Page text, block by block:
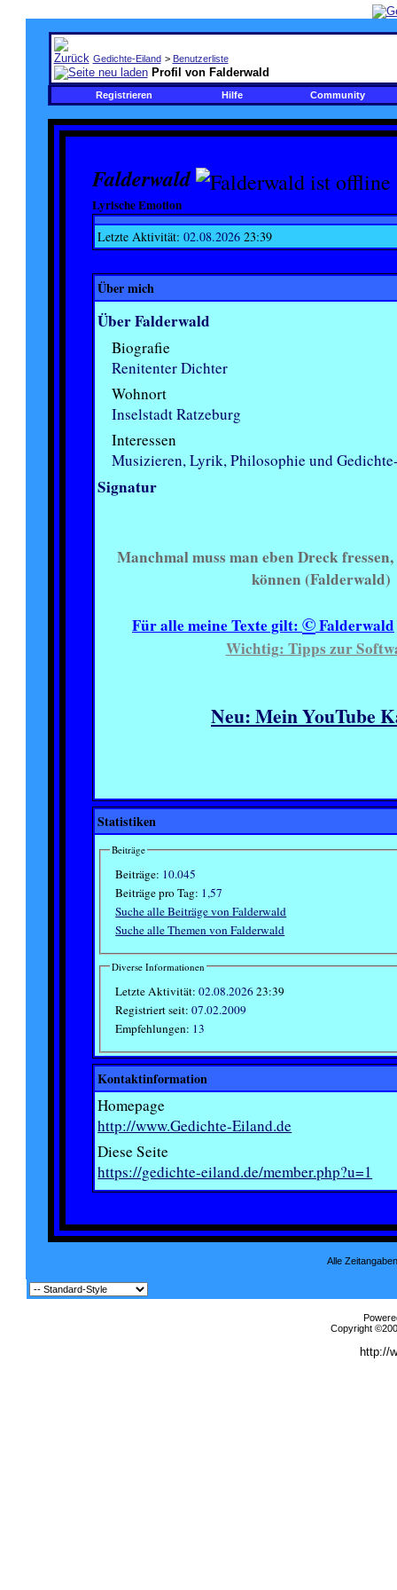
Gedichte-Eiland > Benutzerliste
Profil von Falderwald
Registrieren Hilfe Community
Falderwald
Lyrische Emotion
Letzte Aktivität: 02.08.202623:39
Über mich
Über Falderwald
Biografie
Renitenter Dichter
Wohnort
Inselstadt Ratzeburg
Interessen
Musizieren, Lyrik, Philosophie und
Signatur
Manchmal muss man eben Dreck
können (Falderwald)
Für alle meine Texte gilt: ©Falderwald
Wichtig: Tipps zur
Neu: Mein YouTube
Statistiken
Beiträge
Beiträge: 10.045
Beiträge pro Tag: 1,57
Suche alle Beiträge von Falderwald
Suche alle Themen von Falderwald
Diverse Informationen
Letzte Aktivität: 02.08.202623:39
Registriert seit: 07.02.2009
Empfehlungen: 13
Kontaktinformation
Homepage
http://www.Gedichte-Eiland.de
Diese Seite
https://gedichte-eiland.de/member.php?u=1
Alle
Copyright
http://